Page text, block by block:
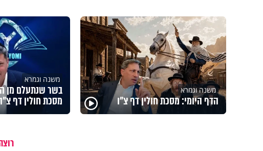
משנה וגמרא
הדף היומי: מסכת חולין דף צ"ו
משנה וגמרא
בשר שנתעלם מן
מסכת חולין דף